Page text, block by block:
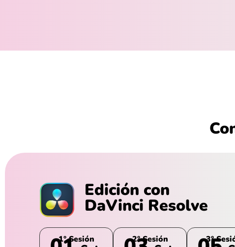
Edición con
DaVinci Resolve
1° Sesión 2° Sesión 3°